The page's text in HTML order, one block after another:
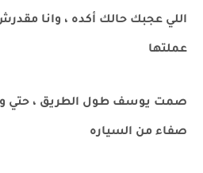
اللي عجبك حالك أكده ، وانا
عملتها
صمت يوسف طول الطريق ، حتي
صفاء من السياره